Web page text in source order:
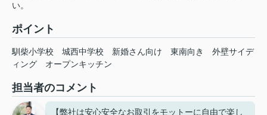
い。
ポイント
馴柴小学校 城西中学校 新婚さん向け 東南向き
外壁サイデ
ィング
オープンキッチン
担当者のコメント
【弊社は安心安全なお取引をモットーに自由で楽し